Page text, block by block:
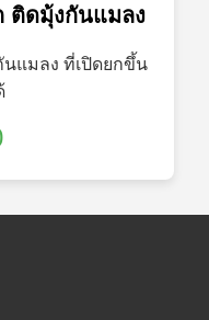
ติดมุ้งกันแมลง
นแมลง ที่เปิดยกขึ้น